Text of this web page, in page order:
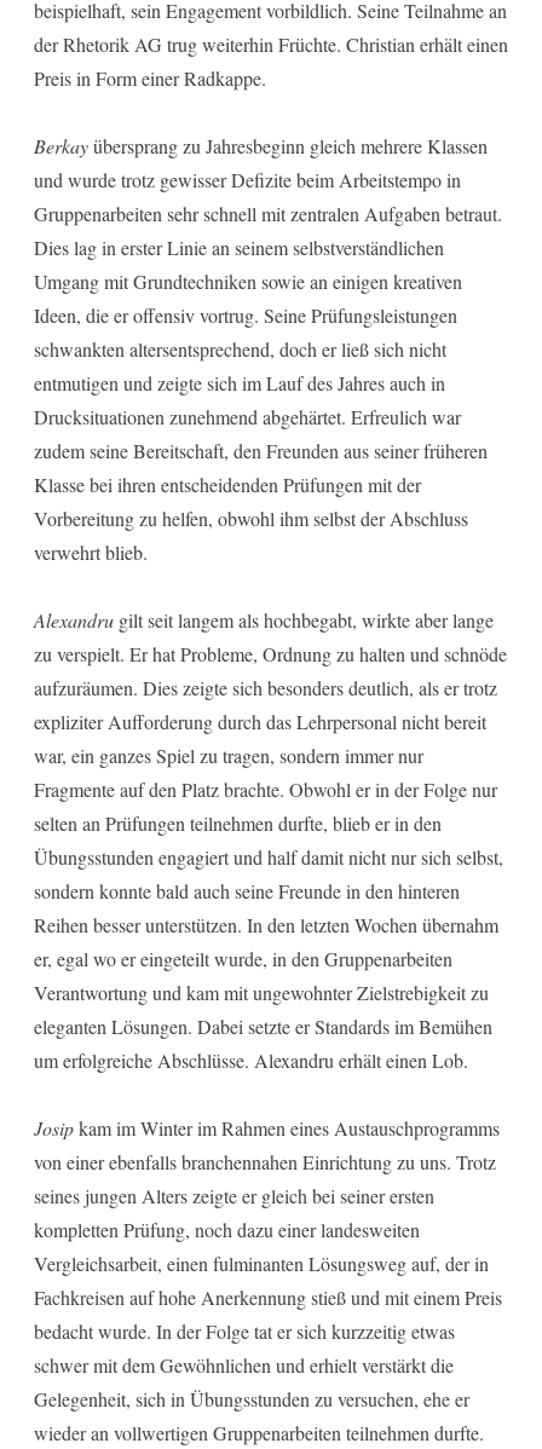
beispielhaft, sein Engagement vorbildlich. Seine Teilnahme an
der Rhetorik AG trug weiterhin Früchte. Christian erhält einen
Preis in Form einer Radkappe.
Berkayübersprang zu Jahresbeginn gleich mehrere Klassen
und wurde trotz gewisser Defizite beim Arbeitstempo in
Gruppenarbeiten sehr schnell mit zentralen Aufgaben betraut.
Dies lag in erster Linie an seinem selbstverständlichen
Umgang mit Grundtechniken sowie an einigen kreativen
Ideen, die er offensiv vortrug. Seine Prüfungsleistungen
schwankten altersentsprechend, doch er ließ sich nicht
entmutigen und zeigte sich im Lauf des Jahres auch in
Drucksituationen zunehmend abgehärtet. Erfreulich war
zudem seine Bereitschaft, den Freunden aus seiner früheren
Klasse bei ihren entscheidenden Prüfungen mit der
Vorbereitung zu helfen, obwohl ihm selbst der Abschluss
verwehrt blieb.
Alexandru gilt seit langem als hochbegabt, wirkte aber lange
zu verspielt. Er hat Probleme, Ordnung zu halten und schnöde
aufzuräumen. Dies zeigte sich besonders deutlich, als er trotz
expliziter Aufforderung durch das Lehrpersonal nicht bereit
war, ein ganzes Spiel zu tragen, sondern immer nur
Fragmente auf den Platz brachte. Obwohl er in der Folge nur
selten an Prüfungen teilnehmen durfte, blieb er in den
Übungsstunden engagiert und half damit nicht nur sich selbst,
sondern konnte bald auch seine Freunde in den hinteren
Reihen besser unterstützen. In den letzten Wochen übernahm
er, egal wo er eingeteilt wurde, in den Gruppenarbeiten
Verantwortung und kam mit ungewohnter Zielstrebigkeit zu
eleganten Lösungen. Dabei setzte er Standards im Bemühen
um erfolgreiche Abschlüsse. Alexandru erhält einen Lob.
Josipkam im Winter im Rahmen eines Austauschprogramms
von einer ebenfalls branchennahen Einrichtung zu uns. Trotz
seines jungen Alters zeigte er gleich bei seiner ersten
kompletten Prüfung, noch dazu einer landesweiten
Vergleichsarbeit, einen fulminanten Lösungsweg auf, der in
Fachkreisen auf hohe Anerkennung stieß und mit einem Preis
bedacht wurde. In der Folge tat er sich kurzzeitig etwas
schwer mit dem Gewöhnlichen und erhielt verstärkt die
Gelegenheit, sich in Übungsstunden zu versuchen, ehe er
wieder an vollwertigen Gruppenarbeiten teilnehmen durfte.